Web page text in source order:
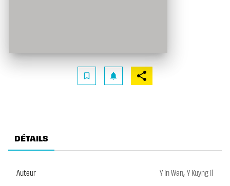
bookmark_border notifications
DÉTAILS
Auteur Y In Wan, Y Kuyng Il